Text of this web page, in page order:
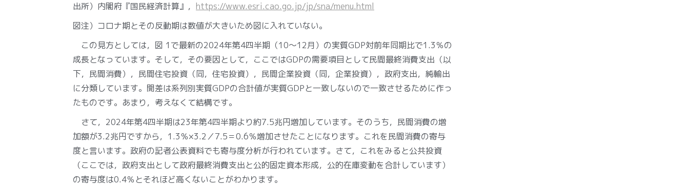
出所）内閣府『国民経済計算』， https://www.esri.cao.go.jp/jp/sna/menu.html
図注）コロナ期とその反動期は数値が大きいため図に入れていない。
この見方としては，図 1で最新の2024年第4四半期（10～12月）の実質GDP対前年同期比で1.3％の
成長となっています。そして，その要因として，ここではGDPの需要項目として民間最終消費支出（以
下，民間消費），民間住宅投資（同，住宅投資），民間企業投資（同，企業投資），政府支出，純輸出
に分類しています。開差は系列別実質GDPの合計値が実質GDPと一致しないので一致させるために作っ
たものです。あまり，考えなくて結構です。
さて，2024年第4四半期は23年第4四半期より約7.5兆円増加しています。そのうち，民間消費の増
加額が3.2兆円ですから，1.3％×3.2／7.5＝0.6％増加させたことになります。これを民間消費の寄与
度と言います。政府の記者公表資料でも寄与度分析が行われています。さて，これをみると公共投資
（ここでは，政府支出として政府最終消費支出と公的固定資本形成，公的在庫変動を合計しています）
の寄与度は0.4％とそれほど高くないことがわかります。